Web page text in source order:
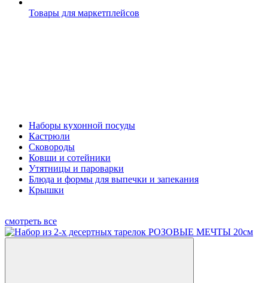
Товары для маркетплейсов
Наборы кухонной посуды
Кастрюли
Сковороды
Ковши и сотейники
Утятницы и пароварки
Блюда и формы для выпечки и запекания
Крышки
смотреть все